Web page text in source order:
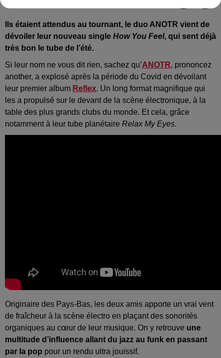
Ils étaient attendus au tournant, le duo ANOTR vient de
dévoiler leur nouveau single How You Feel, qui sent déjà
très bon le tube de l’été.
Si leur nom ne vous dit rien, sachez qu’ANOTR, prononcez
another, a explosé après la période du Covid en dévoilant
leur premier album Reflex. Un long format magnifique qui
les a propulsé sur le devant de la scène électronique, à la
table des plus grands clubs du monde. Et cela, grâce
notamment à leur tube planétaire Relax My Eyes.
Originaire des Pays-Bas, les deux amis apporte un vrai vent
de fraîcheur à la scène électro en plaçant des sonorités
organiques au cœur de leur musique. On y retrouve une
multitude d’influence allant du jazz au funk en passant
par la pop pour un rendu ultra jouissif.